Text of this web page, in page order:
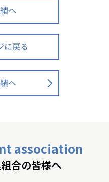
へ
に戻る
へ
association
合の皆様へ